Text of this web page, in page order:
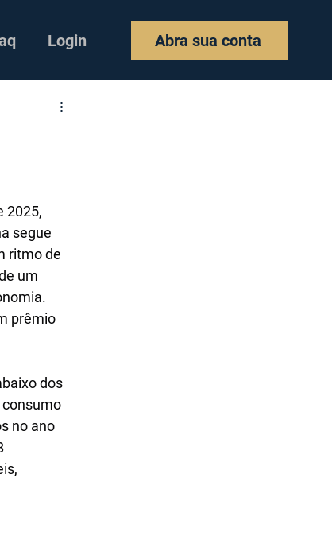
Login Abra sua conta
2025,
segue
ritmo de
um
prêmio
dos
no ano